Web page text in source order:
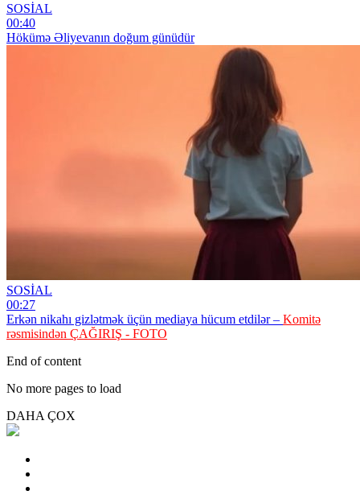
SOSİAL
00:40
Hökümə Əliyevanın doğum günüdür
SOSİAL
00:27
Erkən nikahı gizlətmək üçün mediaya hücum etdilər – Komitə
rəsmisindən ÇAĞIRIŞ - FOTO
End of content
No more pages to load
DAHA ÇOX